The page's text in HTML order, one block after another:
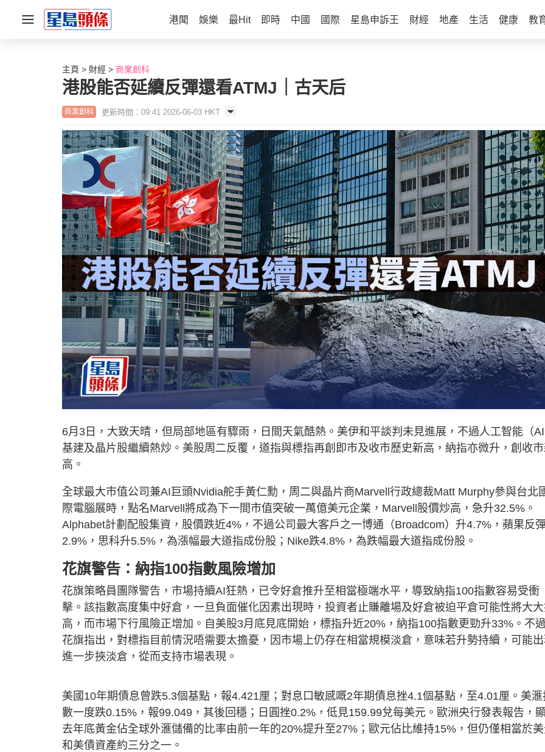
港聞 娛樂 最Hit 即時 中國 國際 星島申訴王 財經 地產 生活 健康 教
主頁 財經 商業創科
港股能否延續反彈還看ATMJ｜古天后
商業創科 更新時間：09:41 2026-06-03 HKT
6月3日，大致天晴，但局部地區有驟雨，日間天氣酷熱。美伊和平談判未見進展，不過人工智能（AI
基建及晶片股繼續熱炒。美股周二反覆，道指與標指再創即市及收市歷史新高，納指亦微升，創收
高。
全球最大市值公司兼AI巨頭Nvidia舵手黃仁勳，周二與晶片商Marvell行政總裁Matt Murphy參與台北
際電腦展時，點名Marvell將成為下一間市值突破一萬億美元企業，Marvell股價炒高，急升32.5%。
Alphabet計劃配股集資，股價跌近4%，不過公司最大客戶之一博通（Broadcom）升4.7%，蘋果反
2.9%，思科升5.5%，為漲幅最大道指成份股；Nike跌4.8%，為跌幅最大道指成份股。
花旗警告：納指100指數風險增加
花旗策略員團隊警告，市場持續AI狂熱，已令好倉推升至相當極端水平，導致納指100指數容易受衝
擊。該指數高度集中好倉，一旦負面催化因素出現時，投資者止賺離場及好倉被迫平倉可能性將大
高，而市場下行風險正增加。自美股3月底見底開始，標指升近20%，納指100指數更勁升33%。不過
花旗指出，對標指目前情況唔需要太擔憂，因市場上仍存在相當規模淡倉，意味若升勢持續，可能
進一步挾淡倉，從而支持市場表現。
美國10年期債息曾跌5.3個基點，報4.421厘；對息口敏感嘅2年期債息挫4.1個基點，至4.01厘。美滙
數一度跌0.15%，報99.049，其後回穩；日圓挫0.2%，低見159.99兌每美元。歐洲央行發表報告，
去年底黃金佔全球外滙儲備的比率由前一年的20%提升至27%；歐元佔比維持15%，但仍僅相當於
和美債資產約三分之一。